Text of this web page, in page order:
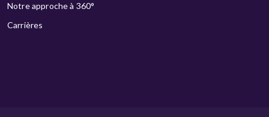
Notre approche à 360°
Carrières